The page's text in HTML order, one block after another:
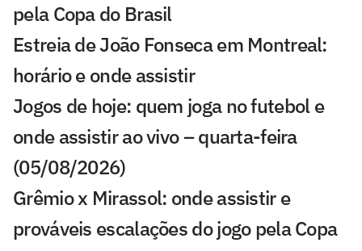
pela Copa do Brasil
Estreia de João Fonseca em Montreal:
horário e onde assistir
Jogos de hoje: quem joga no futebol e
onde assistir ao vivo – quarta-feira
(05/08/2026)
Grêmio x Mirassol: onde assistir e
prováveis escalações do jogo pela Copa